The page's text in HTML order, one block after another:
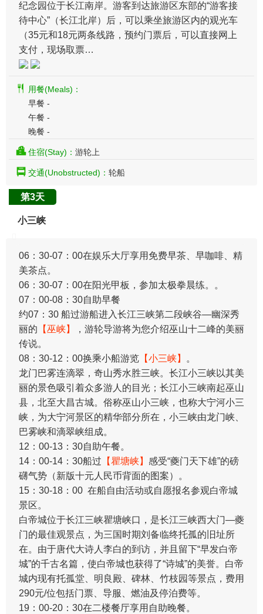
纪念园位于长江南岸。游客到达旅游区东部的“游客接
待中心”（长江北岸）后，可以乘坐旅游区内的观光车
（35元和18元两条线路，预约门票后，可以直接网上
支付，现场取票…
用餐(Meals)：
早餐 -
午餐 -
晚餐 -
住宿(Stay)： 游轮上
交通(Unobstructed)： 轮船
第3天
小三峡
​06：30-07：00在娱乐大厅享用免费早茶、早咖啡、精
美茶点。
06：30-07：00在阳光甲板，参加太极拳晨练。。
07：00-08：30自助早餐
约07：30 船过游船进入长江三峡第二段峡谷—幽深秀
丽的 【巫峡】
，游轮导游将为您介绍巫山十二峰的美丽
传说。
08：30-12：00换乘小船游览 【小三峡】
。
龙门巴雾连滴翠，奇山秀水胜三峡。长江小三峡以其美
丽的景色吸引着众多游人的目光；长江小三峡南起巫山
县，北至大昌古城。俗称巫山小三峡，也称大宁河小三
峡，为大宁河景区的精华部分所在，小三峡由龙门峡、
巴雾峡和滴翠峡组成。
12：00-13：30自助午餐。
14：00-14：30船过 【瞿塘峡】 感受“夔门天下雄”的磅
礴气势（新版十元人民币背面的图案）。
15：30-18：00 在船自由活动或自愿报名参观白帝城
景区。
白帝城位于长江三峡瞿塘峡口，是长江三峡西大门—夔
门的最佳观景点，为三国时期刘备临终托孤的旧址所
在。由于唐代大诗人李白的到访，并且留下“早发白帝
城”的千古名篇，使白帝城也获得了“诗城”的美誉。白帝
城内现有托孤堂、明良殿、碑林、竹枝园等景点，费用
290元/位包括门票、导服、燃油及停泊费等。
19：00-20：30在二楼餐厅享用自助晚餐。